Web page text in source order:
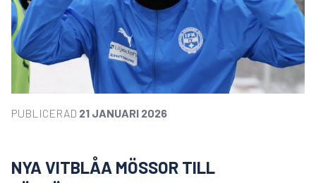
PUBLICERAD 21 JANUARI 2026
NYA VITBLÅA MÖSSOR TILL